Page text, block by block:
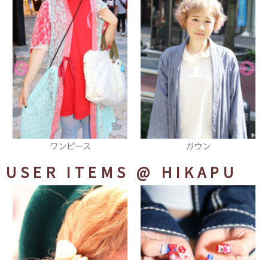
ガウン リュック
USER ITEMS @ HIKAPU